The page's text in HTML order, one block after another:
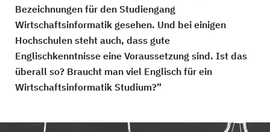
Bezeichnungen für den Studiengang
Wirtschaftsinformatik gesehen. Und bei einigen
Hochschulen steht auch, dass gute
Englischkenntnisse eine Voraussetzung sind. Ist das
überall so? Braucht man viel Englisch für ein
Wirtschaftsinformatik Studium?”